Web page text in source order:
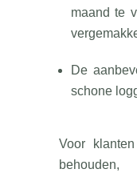
maand te
De
schone
Voor